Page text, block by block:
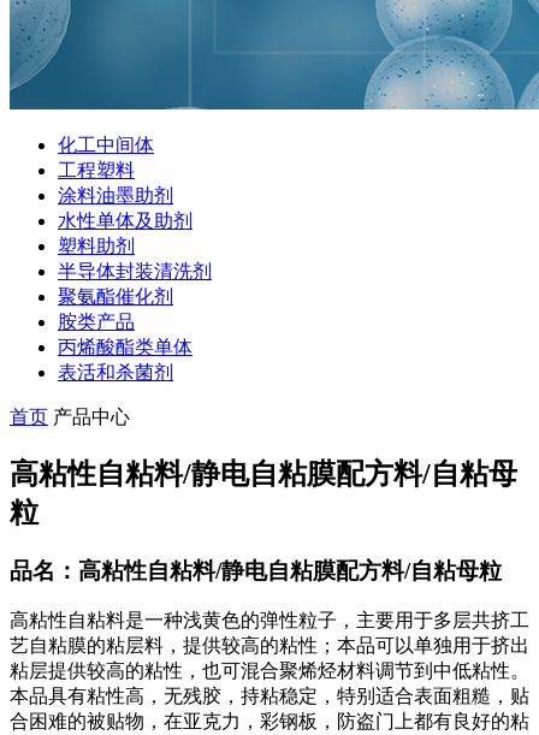
化工中间体
工程塑料
涂料油墨助剂
水性单体及助剂
塑料助剂
半导体封装清洗剂
聚氨酯催化剂
胺类产品
丙烯酸酯类单体
表活和杀菌剂
首页 产品中心
高粘性自粘料/静电自粘膜配方料/自粘母
粒
品名：高粘性自粘料/静电自粘膜配方料/自粘母粒
高粘性自粘料是一种浅黄色的弹性粒子，主要用于多层共挤工
艺自粘膜的粘层料，提供较高的粘性；本品可以单独用于挤出
粘层提供较高的粘性，也可混合聚烯烃材料调节到中低粘性。
本品具有粘性高，无残胶，持粘稳定，特别适合表面粗糙，贴
合困难的被贴物，在亚克力，彩钢板，防盗门上都有良好的粘